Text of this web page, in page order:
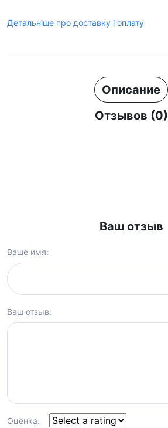
Детальніше про доставку і оплату
Описание
Отзывов (0)
Ваш отзыв
Ваше имя:
Ваш отзыв:
Оценка: